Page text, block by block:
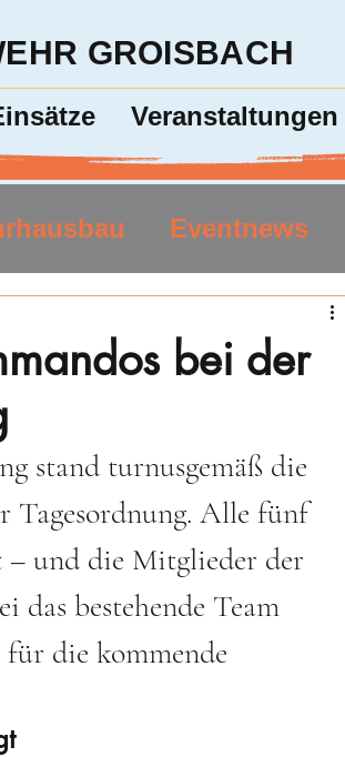
GROISBACH
Veranstaltungen
Eventnews
bei der
stand turnusgemäß die
Tagesordnung. Alle fünf
– und die Mitglieder der
das bestehende Team
die kommende